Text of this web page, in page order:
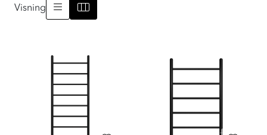
Visning
Favoritter (0)
Min side